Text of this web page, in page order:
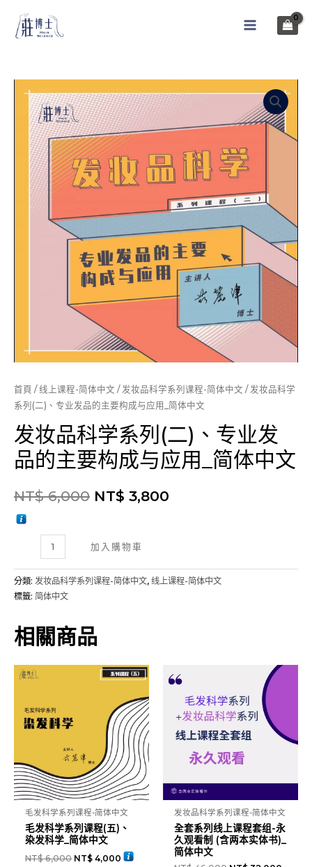
MAIN
首頁 /线上课程-简体中文 / 发妆品科学系列课程-简体中文 / 发妆品科学
系列(二)、专业发品的主要构成与应用_简体中文
发妆品科学系列(二)、专业发
品的主要构成与应用_简体中文
NT$6,000 NT$ 3,800
品
科
系
列
(二)、
专
主
要
构
加入購物車
分類: 发妆品科学系列课程-简体中文, 线上课程-简体中文
標籤: 简体中文
相關商品
毛发科学系列课程-简体中文
毛发科学系列课程(五)、
染发科学_简体中文
NT$6,000 NT$ 4,000
发妆品科学系列课程-简体中文
全套系列线上课程套组-永
久观看制 (含两本实体书)_
简体中文